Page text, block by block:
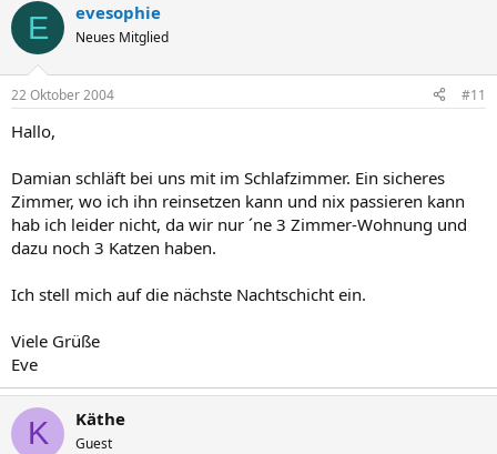
E evesophie
Neues Mitglied
22 Oktober 2004 #11
Hallo,
Damian schläft bei uns mit im Schlafzimmer. Ein sicheres
Zimmer, wo ich ihn reinsetzen kann und nix passieren kann
hab ich leider nicht, da wir nur ´ne 3 Zimmer-Wohnung und
dazu noch 3 Katzen haben.
Ich stell mich auf die nächste Nachtschicht ein.
Viele Grüße
Eve
K Käthe
Guest